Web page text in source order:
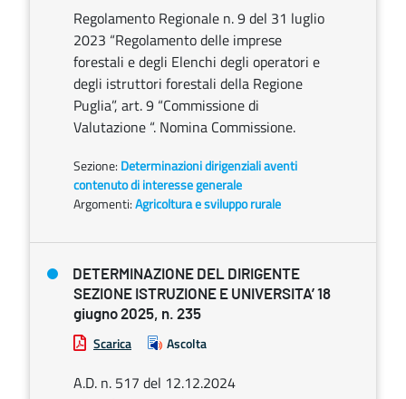
Regolamento Regionale n. 9 del 31 luglio
2023 “Regolamento delle imprese
forestali e degli Elenchi degli operatori e
degli istruttori forestali della Regione
Puglia”, art. 9 “Commissione di
Valutazione “. Nomina Commissione.
Sezione: Determinazioni dirigenziali aventi
contenuto di interesse generale
Argomenti:Agricoltura e sviluppo rurale
DETERMINAZIONE DEL DIRIGENTE
SEZIONE ISTRUZIONE E UNIVERSITA’ 18
giugno 2025, n. 235
Scarica Ascolta
A.D. n. 517 del 12.12.2024